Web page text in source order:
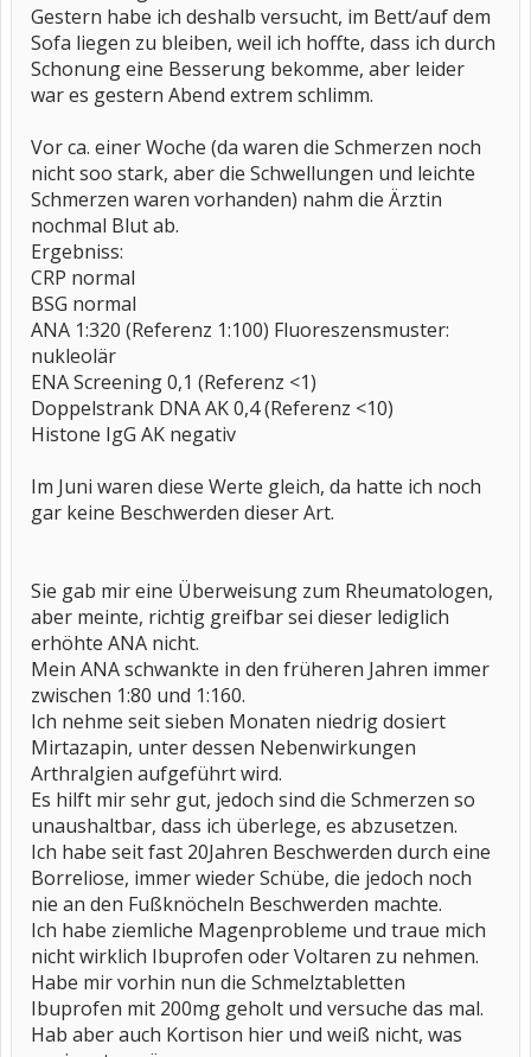
Gestern habe ich deshalb versucht, im Bett/auf dem
Sofa liegen zu bleiben, weil ich hoffte, dass ich durch
Schonung eine Besserung bekomme, aber leider
war es gestern Abend extrem schlimm.
Vor ca. einer Woche (da waren die Schmerzen noch
nicht soo stark, aber die Schwellungen und leichte
Schmerzen waren vorhanden) nahm die Ärztin
nochmal Blut ab.
Ergebniss:
CRP normal
BSG normal
ANA 1:320 (Referenz 1:100) Fluoreszensmuster:
nukleolär
ENA Screening 0,1 (Referenz <1)
Doppelstrank DNA AK 0,4 (Referenz <10)
Histone IgG AK negativ
Im Juni waren diese Werte gleich, da hatte ich noch
gar keine Beschwerden dieser Art.
Sie gab mir eine Überweisung zum Rheumatologen,
aber meinte, richtig greifbar sei dieser lediglich
erhöhte ANA nicht.
Mein ANA schwankte in den früheren Jahren immer
zwischen 1:80 und 1:160.
Ich nehme seit sieben Monaten niedrig dosiert
Mirtazapin, unter dessen Nebenwirkungen
Arthralgien aufgeführt wird.
Es hilft mir sehr gut, jedoch sind die Schmerzen so
unaushaltbar, dass ich überlege, es abzusetzen.
Ich habe seit fast 20Jahren Beschwerden durch eine
Borreliose, immer wieder Schübe, die jedoch noch
nie an den Fußknöcheln Beschwerden machte.
Ich habe ziemliche Magenprobleme und traue mich
nicht wirklich Ibuprofen oder Voltaren zu nehmen.
Habe mir vorhin nun die Schmelztabletten
Ibuprofen mit 200mg geholt und versuche das mal.
Hab aber auch Kortison hier und weiß nicht, was